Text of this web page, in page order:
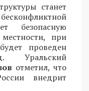
станет
безопасную
при
проведен
Уральский
отметил, что
внедрит